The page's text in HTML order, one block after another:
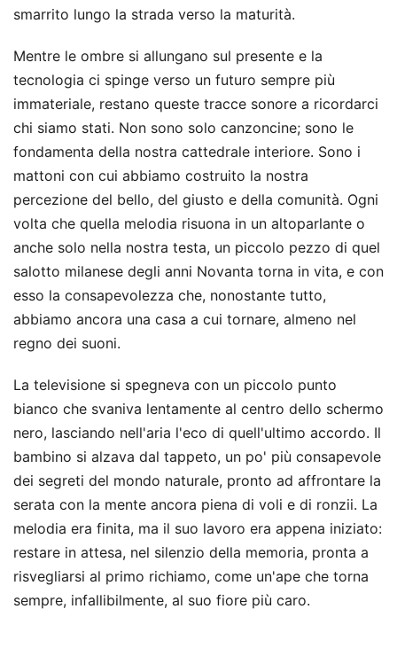
smarrito lungo la strada verso la maturità.
Mentre le ombre si allungano sul presente e la
tecnologia ci spinge verso un futuro sempre più
immateriale, restano queste tracce sonore a ricordarci
chi siamo stati. Non sono solo canzoncine; sono le
fondamenta della nostra cattedrale interiore. Sono i
mattoni con cui abbiamo costruito la nostra
percezione del bello, del giusto e della comunità. Ogni
volta che quella melodia risuona in un altoparlante o
anche solo nella nostra testa, un piccolo pezzo di quel
salotto milanese degli anni Novanta torna in vita, e con
esso la consapevolezza che, nonostante tutto,
abbiamo ancora una casa a cui tornare, almeno nel
regno dei suoni.
La televisione si spegneva con un piccolo punto
bianco che svaniva lentamente al centro dello schermo
nero, lasciando nell'aria l'eco di quell'ultimo accordo. Il
bambino si alzava dal tappeto, un po' più consapevole
dei segreti del mondo naturale, pronto ad affrontare la
serata con la mente ancora piena di voli e di ronzii. La
melodia era finita, ma il suo lavoro era appena iniziato:
restare in attesa, nel silenzio della memoria, pronta a
risvegliarsi al primo richiamo, come un'ape che torna
sempre, infallibilmente, al suo fiore più caro.